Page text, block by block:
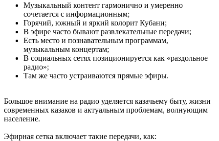
Музыкальный контент гармонично и умеренно
сочетается с информационным;
Горячий, южный и яркий колорит Кубани;
В эфире часто бывают развлекательные передачи;
Есть место и познавательным программам,
музыкальным концертам;
В социальных сетях позиционируется как «раздольное
радио»;
Там же часто устраиваются прямые эфиры.
Большое внимание на радио уделяется казачьему быту, жизни
современных казаков и актуальным проблемам, волнующим
население.
Эфирная сетка включает такие передачи, как: